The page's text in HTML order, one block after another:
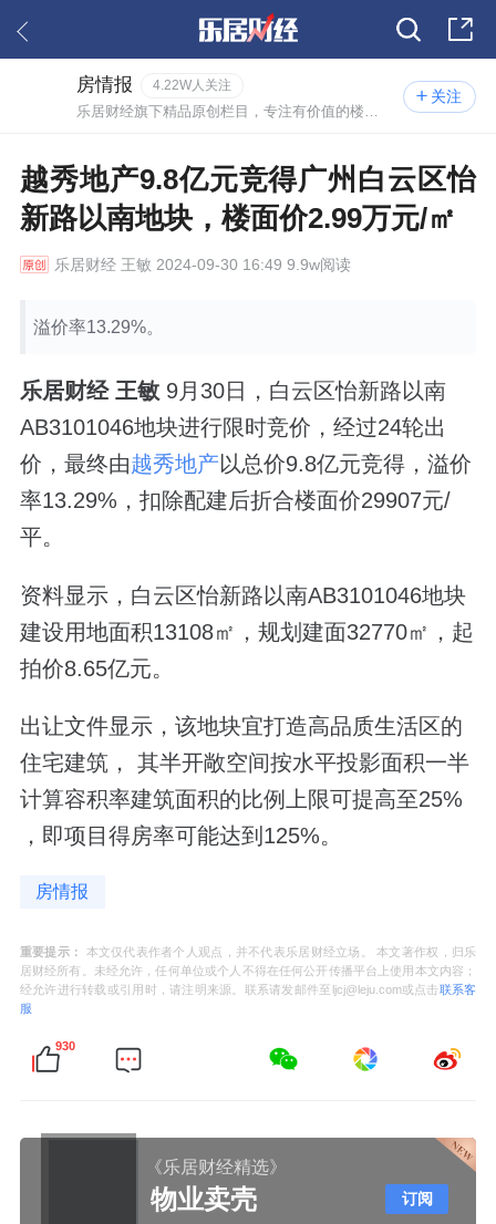
关注
房情报 4.22W人关注
越秀地产9.8亿元竞得广州白云区怡
新路以南地块，楼面价2.99万元/㎡
乐居财经王敏 2024-09-30 16:49 9.9w阅读
溢价率13.29%。
乐居财经 王敏 9月30日，白云区怡新路以南
AB3101046地块进行限时竞价，经过24轮出
价，最终由越秀地产以总价9.8亿元竞得，溢价
率13.29%，扣除配建后折合楼面价29907元/
平。
资料显示，白云区怡新路以南AB3101046地块
建设用地面积13108㎡，规划建面32770㎡，起
拍价8.65亿元。
出让文件显示，该地块宜打造高品质生活区的
住宅建筑， 其半开敞空间按水平投影面积一半
计算容积率建筑面积的比例上限可提高至25%
，即项目得房率可能达到125%。
房情报
重要提示：
本文仅代表作者个人观点，并不代表乐居财经立场。 本文著作权，归乐
居财经所有。未经允许，任何单位或个人不得在任何公开传播平台上使用本文内容；
经允许进行转载或引用时，请注明来源。联系请发邮件至ljcj@leju.com或点击联系客
服
930
《乐居财经精选》
物业卖壳 订阅